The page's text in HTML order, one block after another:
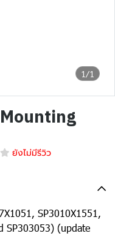
1/1
ยังไม่มีรีวิว
SP3010X1551,
SP303053) (update